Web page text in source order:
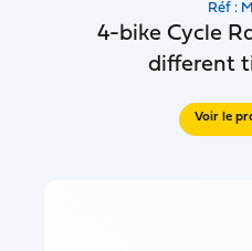
Réf :
4-bike Cycle
different
Voir le